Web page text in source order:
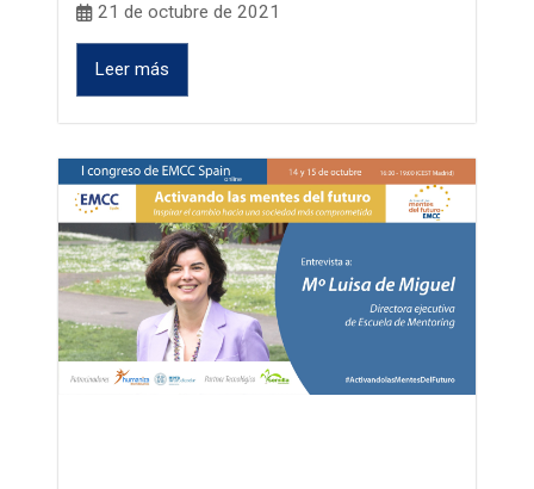
21 de octubre de 2021
Leer más